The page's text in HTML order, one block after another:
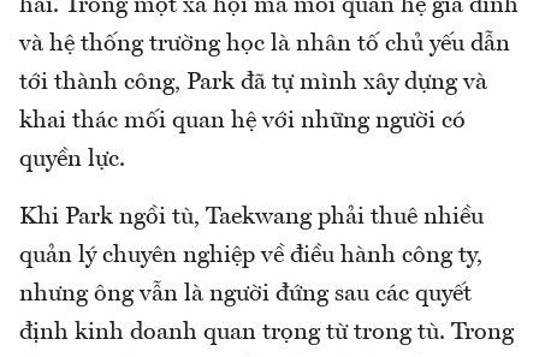
hai. Trong một xã hội mà mối quan hệ gia đình
và hệ thống trường học là nhân tố chủ yếu dẫn
tới thành công, Park đã tự mình xây dựng và
khai thác mối quan hệ với những người có
quyền lực.
Khi Park ngồi tù, Taekwang phải thuê nhiều
quản lý chuyên nghiệp về điều hành công ty,
nhưng ông vẫn là người đứng sau các quyết
định kinh doanh quan trọng từ trong tù. Trong